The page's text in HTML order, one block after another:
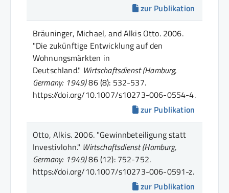
zur Publikation
Bräuninger, Michael, and Alkis Otto.2006.
"Die zukünftige Entwicklung auf den
Wohnungsmärkten in
Deutschland." Wirtschaftsdienst (Hamburg,
Germany: 1949)86 (8): 532-537.
https://doi.org/10.1007/s10273-006-0554-4.
zur Publikation
Otto, Alkis.2006."Gewinnbeteiligung statt
Investivlohn." Wirtschaftsdienst (Hamburg,
Germany: 1949)86 (12): 752-752.
https://doi.org/10.1007/s10273-006-0591-z.
zur Publikation